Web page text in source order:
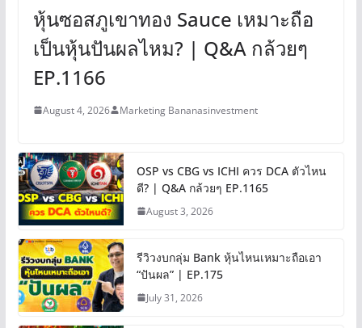
หุ้นซอสภูเขาทอง Sauce เหมาะถือ
เป็นหุ้นปันผลไหม? | Q&A กล้วยๆ
EP.1166
August 4, 2026 Marketing Bananasinvestment
OSP vs CBG vs ICHI ควร DCA ตัวไหน
ดี? | Q&A กล้วยๆ EP.1165
August 3, 2026
รีวิวงบกลุ่ม Bank หุ้นไหนเหมาะถือเอา
“ปันผล” | EP.175
July 31, 2026